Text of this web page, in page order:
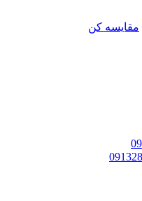
مقایسه کن